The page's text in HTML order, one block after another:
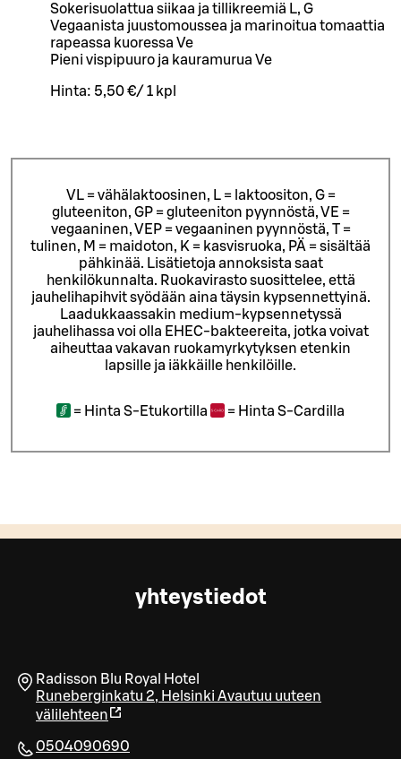
Sokerisuolattua siikaa ja tillikreemiä L, G
Vegaanista juustomoussea ja marinoitua tomaattia
rapeassa kuoressa Ve
Pieni vispipuuro ja kauramurua Ve
Hinta: 5,50 €/ 1 kpl
VL = vähälaktoosinen, L = laktoositon, G =
gluteeniton, GP = gluteeniton pyynnöstä, VE =
vegaaninen, VEP = vegaaninen pyynnöstä, T =
tulinen, M = maidoton, K = kasvisruoka, PÄ = sisältää
pähkinää. Lisätietoja annoksista saat
henkilökunnalta. Ruokavirasto suosittelee, että
jauhelihapihvit syödään aina täysin kypsennettyinä.
Laadukkaassakin medium-kypsennetyssä
jauhelihassa voi olla EHEC-bakteereita, jotka voivat
aiheuttaa vakavan ruokamyrkytyksen etenkin
lapsille ja iäkkäille henkilöille.
= Hinta S-Etukortilla = Hinta S-Cardilla
yhteystiedot
Radisson Blu Royal Hotel
Runeberginkatu 2, Helsinki Avautuu uuteen
välilehteen
0504090690